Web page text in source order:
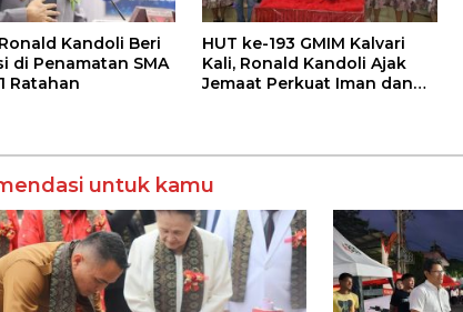
Kandoli Beri
di Penamatan SMA
Ratahan
HUT ke-193 GMIM Kalvari
Kali, Ronald Kandoli Ajak
Jemaat Perkuat Iman dan
untuk kamu